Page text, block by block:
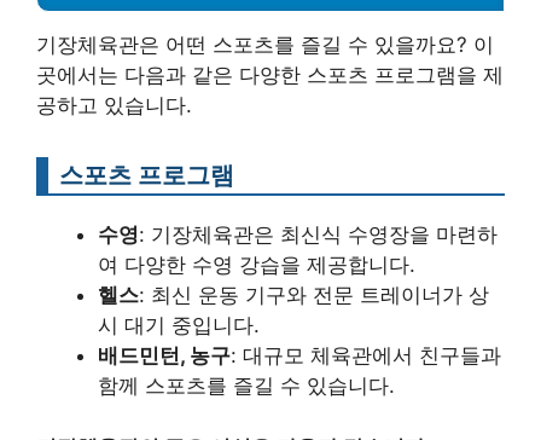
기장체육관은 어떤 스포츠를 즐길 수 있을까요? 이
곳에서는 다음과 같은 다양한 스포츠 프로그램을 제
공하고 있습니다.
스포츠 프로그램
수영: 기장체육관은 최신식 수영장을 마련하
여 다양한 수영 강습을 제공합니다.
헬스: 최신 운동 기구와 전문 트레이너가 상
시 대기 중입니다.
배드민턴, 농구: 대규모 체육관에서 친구들과
함께 스포츠를 즐길 수 있습니다.